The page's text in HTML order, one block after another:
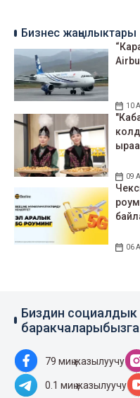
Бизнес жаңылыктары
“Каракол”
10
09
06
Биздин
79 миң жазылуучу
0.1 миң жазылуучу